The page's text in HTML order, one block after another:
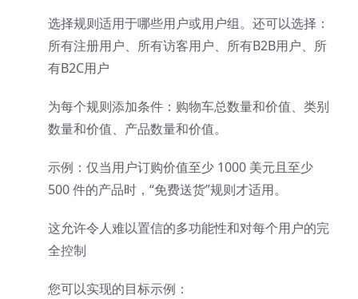
选择规则适用于哪些用户或用户组。还可以选择：
所有注册用户、所有访客用户、所有B2B用户、所
有B2C用户
为每个规则添加条件：购物车总数量和价值、类别
数量和价值、产品数量和价值。
示例：仅当用户订购价值至少 1000 美元且至少
500 件的产品时，“免费送货”规则才适用。
这允许令人难以置信的多功能性和对每个用户的完
全控制
您可以实现的目标示例：